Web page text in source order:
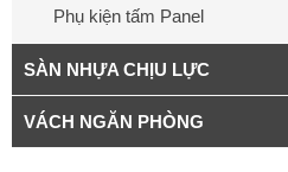
Phụ kiện tấm Panel
SÀN NHỰA CHỊU LỰC
VÁCH NGĂN PHÒNG